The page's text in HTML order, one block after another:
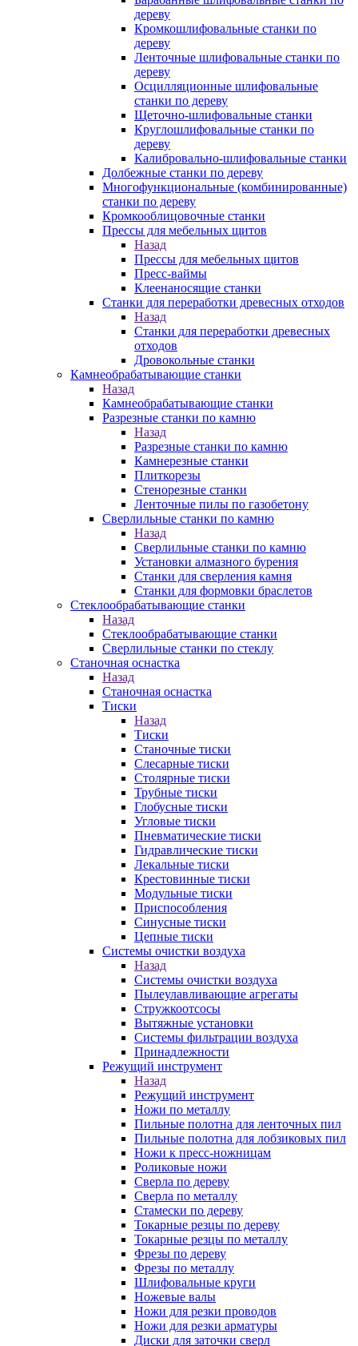
дереву
Кромкошлифовальные станки по
дереву
Ленточные шлифовальные станки по
дереву
Осцилляционные шлифовальные
станки по дереву
Щеточно-шлифовальные станки
Круглошлифовальные станки по
дереву
Калибровально-шлифовальные станки
Долбежные станки по дереву
Многофункциональные (комбинированные)
станки по дереву
Кромкооблицовочные станки
Прессы для мебельных щитов
Назад
Прессы для мебельных щитов
Пресс-ваймы
Клеенаносящие станки
Станки для переработки древесных отходов
Назад
Станки для переработки древесных
отходов
Дровокольные станки
Камнеобрабатывающие станки
Назад
Камнеобрабатывающие станки
Разрезные станки по камню
Назад
Разрезные станки по камню
Камнерезные станки
Плиткорезы
Стенорезные станки
Ленточные пилы по газобетону
Сверлильные станки по камню
Назад
Сверлильные станки по камню
Установки алмазного бурения
Станки для сверления камня
Станки для формовки браслетов
Стеклообрабатывающие станки
Назад
Стеклообрабатывающие станки
Сверлильные станки по стеклу
Станочная оснастка
Назад
Станочная оснастка
Тиски
Назад
Тиски
Станочные тиски
Слесарные тиски
Столярные тиски
Трубные тиски
Глобусные тиски
Угловые тиски
Пневматические тиски
Гидравлические тиски
Лекальные тиски
Крестовинные тиски
Модульные тиски
Приспособления
Синусные тиски
Цепные тиски
Системы очистки воздуха
Назад
Системы очистки воздуха
Пылеулавливающие агрегаты
Стружкоотсосы
Вытяжные установки
Системы фильтрации воздуха
Принадлежности
Режущий инструмент
Назад
Режущий инструмент
Ножи по металлу
Пильные полотна для ленточных пил
Пильные полотна для лобзиковых пил
Ножи к пресс-ножницам
Роликовые ножи
Сверла по дереву
Сверла по металлу
Стамески по дереву
Токарные резцы по дереву
Токарные резцы по металлу
Фрезы по дереву
Фрезы по металлу
Шлифовальные круги
Ножевые валы
Ножи для резки проводов
Ножи для резки арматуры
Диски для заточки сверл